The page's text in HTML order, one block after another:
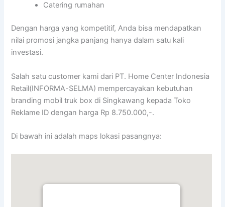
Catering rumahan
Dengan harga yang kompetitif, Anda bisa mendapatkan
nilai promosi jangka panjang hanya dalam satu kali
investasi.
Salah satu customer kami dari PT. Home Center Indonesia
Retail(INFORMA-SELMA) mempercayakan kebutuhan
branding mobil truk box di Singkawang kepada Toko
Reklame ID dengan harga Rp 8.750.000,-.
Di bawah ini adalah maps lokasi pasangnya: